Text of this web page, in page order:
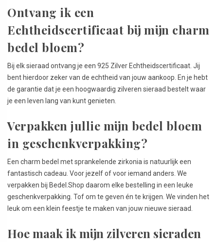
Ontvang ik een
Echtheidscertificaat bij mijn charm
bedel bloem?
Bij elk sieraad ontvang je een 925 Zilver Echtheidscertificaat. Jij
bent hierdoor zeker van de echtheid van jouw aankoop. En je hebt
de garantie dat je een hoogwaardig zilveren sieraad bestelt waar
je een leven lang van kunt genieten.
Verpakken jullie mijn bedel bloem
in geschenkverpakking?
Een charm bedel met sprankelende zirkonia is natuurlijk een
fantastisch cadeau. Voor jezelf of voor iemand anders. We
verpakken bij Bedel.Shop daarom elke bestelling in een leuke
geschenkverpakking. Tof om te geven én te krijgen. We vinden het
leuk om een klein feestje te maken van jouw nieuwe sieraad.
Hoe maak ik mijn zilveren sieraden